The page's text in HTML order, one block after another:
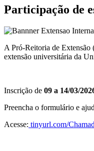
Participação de
A Pró-Reitoria de Extensão
extensão universitária da
Inscrição de 09 a 14/03/
Preencha o formulário e
Acesse: tinyurl.com/